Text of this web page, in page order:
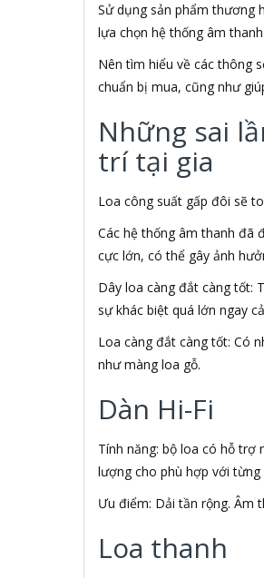
ABN
ACASIS
ACCESS
Accessorize
Acer
ACME MADE
ACNES
Acnos
ACOUSTIC ENERGY
AD
ADATA USA
ADDLOGIX
Agol
Ai Home
Aibo
Aiborg
Aibot
Aiphone Corporation
AIPTEK
Airmouse
AIRPORT
AK
AKG
Sử dụng sản phẩm thương
lựa chọn hệ thống âm
Nên tìm hiểu về các thông
chuẩn bị mua, cũng như
Những sai
trí tại gia
Loa công suất gấp đôi sẽ
Các hệ thống âm thanh đã
cực lớn, có thể gây ảnh
Dây loa càng đắt càng tốt:
sự khác biệt quá lớn ngay
Loa càng đắt càng tốt: Có
như màng loa gỗ.
Dàn Hi-Fi
Tính năng: bộ loa có hỗ trợ
lượng cho phù hợp với
Ưu điểm: Dải tần rộng. Âm
Loa thanh